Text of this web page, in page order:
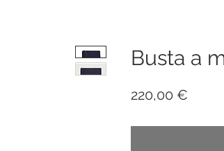
Busta a
220,00 €